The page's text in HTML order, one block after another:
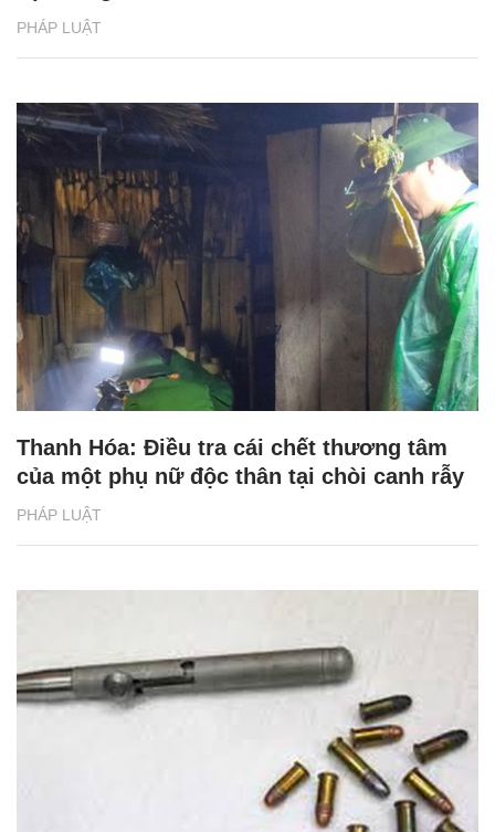
PHÁP LUẬT
PHÁP LUẬT
Thanh Hóa: Điều tra cái chết thương tâm
của một phụ nữ độc thân tại chòi canh rẫy